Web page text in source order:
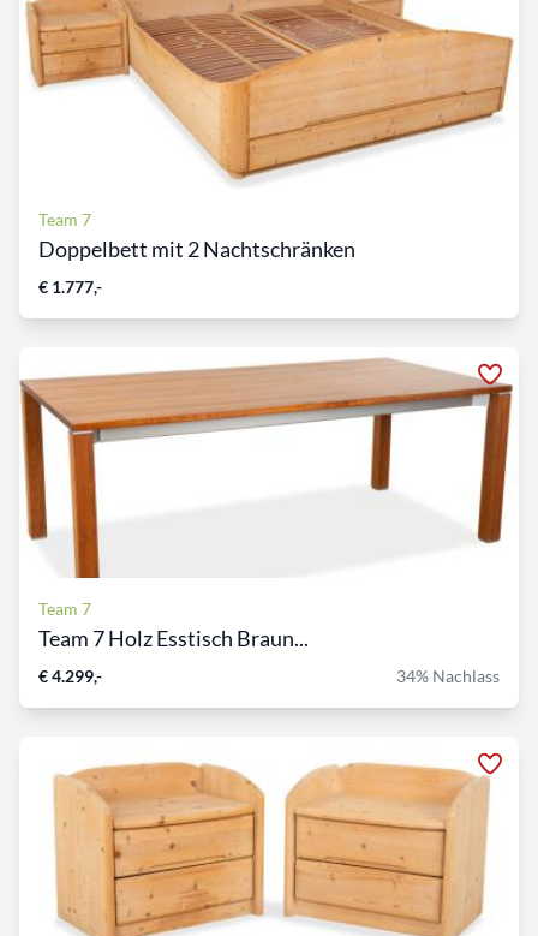
Team 7
Doppelbett mit 2 Nachtschränken
€ 1.777,-
Team 7
Team 7 Holz Esstisch Braun...
€ 4.299,- 34% Nachlass